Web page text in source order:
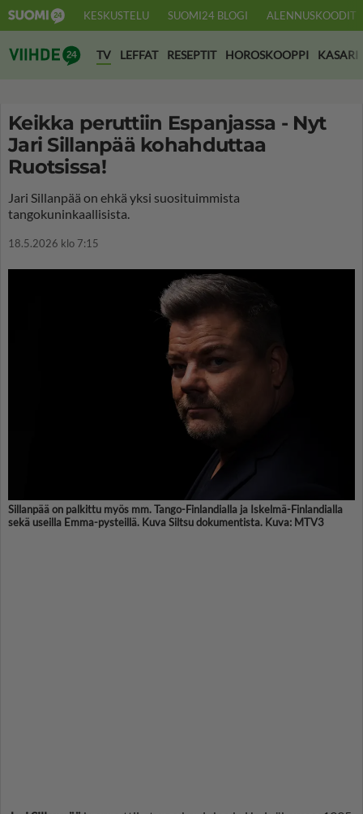
KESKUSTELU SUOMI24 BLOGI ALENNUSKOODIT
Suomi24 Viihde
TV LEFFAT RESEPTIT HOROSKOOPPI KASARI
Keikka peruttiin Espanjassa - Nyt
Jari Sillanpää kohahduttaa
Ruotsissa!
Jari Sillanpää on ehkä yksi suosituimmista
tangokuninkaallisista.
18.5.2026 klo 7:15
Sillanpää on palkittu myös mm. Tango-Finlandialla ja Iskelmä-Finlandialla
sekä useilla Emma-pysteillä. Kuva Siltsu dokumentista. Kuva: MTV3